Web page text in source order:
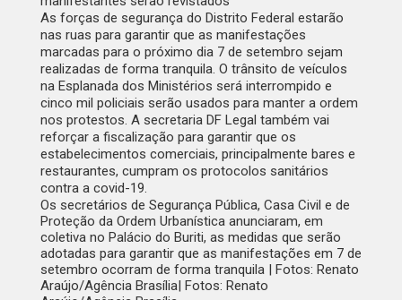
As forças de segurança do Distrito Federal estarão
nas ruas para garantir que as manifestações
marcadas para o próximo dia 7 de setembro sejam
realizadas de forma tranquila. O trânsito de veículos
na Esplanada dos Ministérios será interrompido e
cinco mil policiais serão usados para manter a ordem
nos protestos. A secretaria DF Legal também vai
reforçar a fiscalização para garantir que os
estabelecimentos comerciais, principalmente bares e
restaurantes, cumpram os protocolos sanitários
contra a covid-19.
Os secretários de Segurança Pública, Casa Civil e de
Proteção da Ordem Urbanística anunciaram, em
coletiva no Palácio do Buriti, as medidas que serão
adotadas para garantir que as manifestações em 7 de
setembro ocorram de forma tranquila | Fotos: Renato
Araújo/Agência Brasília| Fotos: Renato